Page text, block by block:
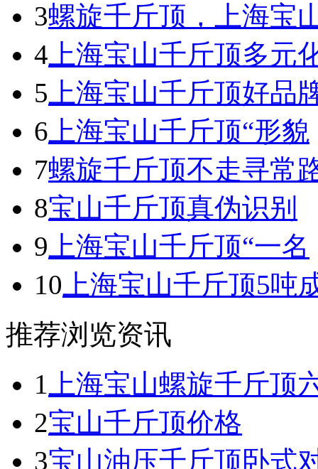
3螺旋千斤顶，上海宝
4 上海宝山千斤顶多元
5 上海宝山千斤顶好品
6 上海宝山千斤顶“形貌
7螺旋千斤顶不走寻常
8宝山千斤顶真伪识别
9 上海宝山千斤顶“一名
10 上海宝山千斤顶5吨
推荐浏览资讯
1 上海宝山螺旋千斤顶
2宝山千斤顶价格
3宝山油压千斤顶卧式